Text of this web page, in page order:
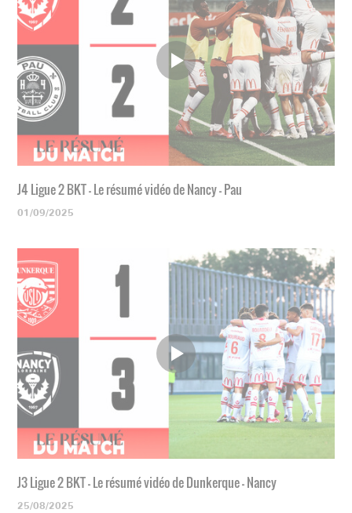
J4 Ligue 2 BKT - Le résumé vidéo de Nancy - Pau
01/09/2025
J3 Ligue 2 BKT - Le résumé vidéo de Dunkerque - Nancy
25/08/2025